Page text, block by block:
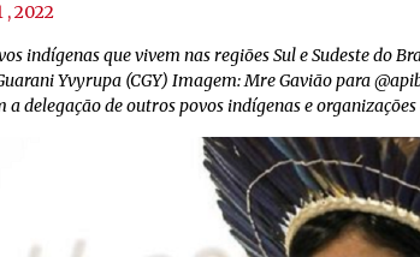
, 2022
indígenas que vivem nas regiões Sul e Sudeste do
Yvyrupa (CGY) Imagem: Mre Gavião para
a delegação de outros povos indígenas e